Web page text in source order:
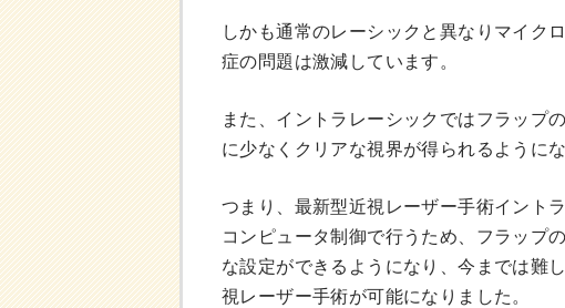
しかも通常のレーシックと異なりマイク
症の問題は激減しています。
また、イントラレーシックではフラップ
に少なくクリアな視界が得られるようにな
つまり、最新型近視レーザー手術イント
コンピュータ制御で行うため、フラップ
な設定ができるようになり、今までは難
視レーザー手術が可能になりました。